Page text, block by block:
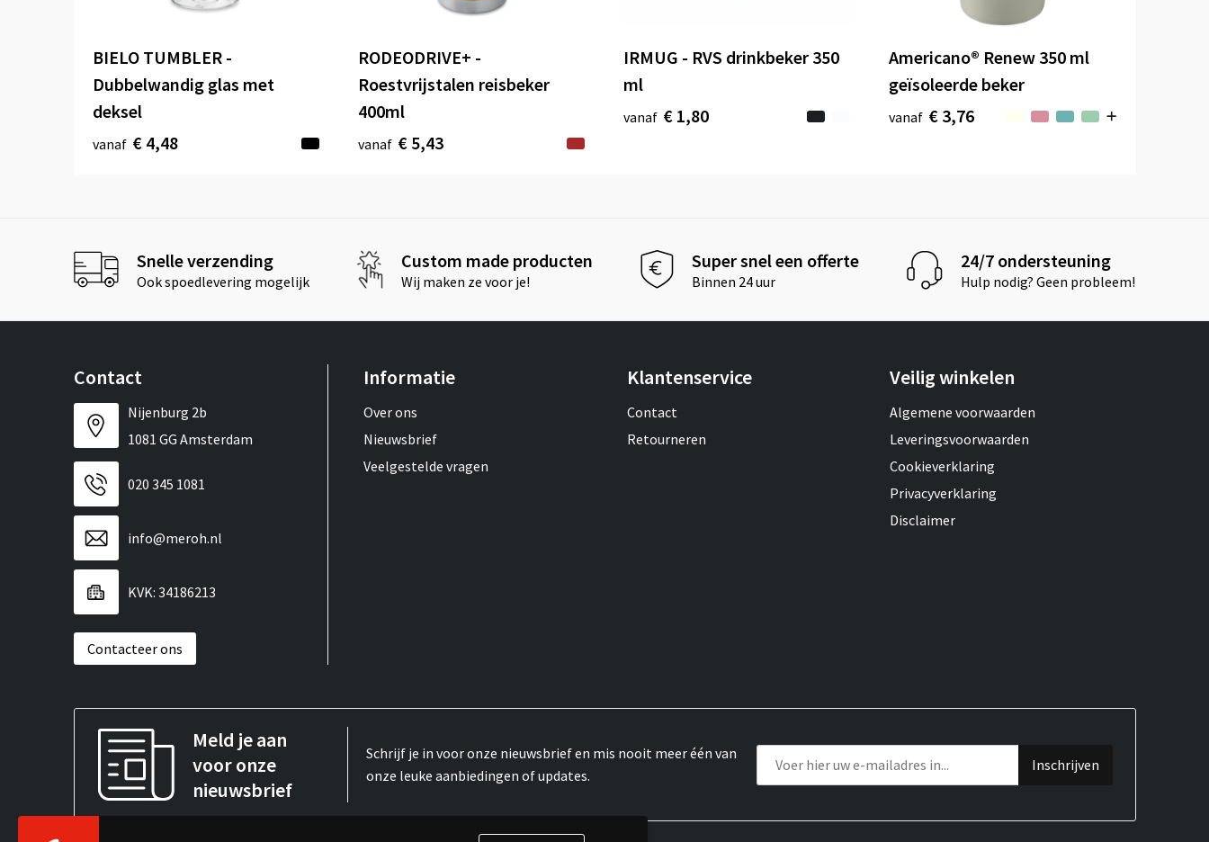
BIELO TUMBLER -
Dubbelwandig glas met
deksel
vanaf € 4,48
RODEODRIVE+ -
Roestvrijstalen reisbeker
400ml
vanaf € 5,43
IRMUG - RVS drinkbeker 350
ml
vanaf € 1,80
Americano®­­ Renew 350 ml
geïsoleerde beker
vanaf € 3,76
Snelle verzending
Ook spoedlevering mogelijk
Custom made producten
Wij maken ze voor je!
Super snel een offerte
Binnen 24 uur
24/7 ondersteuning
Hulp nodig? Geen probleem!
Contact
Nijenburg 2b
1081 GG Amsterdam
020 345 1081
info@meroh.nl
KVK: 34186213
Contacteer ons
Informatie
Over ons
Nieuwsbrief
Veelgestelde vragen
Klantenservice
Contact
Retourneren
Veilig winkelen
Algemene voorwaarden
Leveringsvoorwaarden
Cookieverklaring
Privacyverklaring
Disclaimer
Meld je aan
voor onze
nieuwsbrief
Schrijf je in voor onze nieuwsbrief en mis nooit meer één van
onze leuke aanbiedingen of updates.